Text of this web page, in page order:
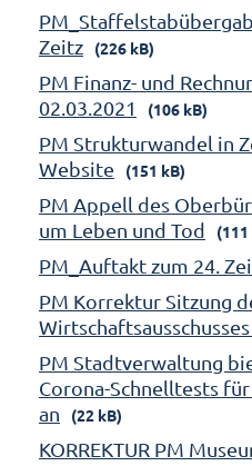
Zeitz
(226 kB)
PM Finanz- und
02.03.2021
(106 kB)
PM Strukturwandel in
Website
(151 kB)
PM Appell des
um Leben und Tod
(111
PM_Auftakt zum 24.
PM Korrektur Sitzung
PM Stadtverwaltung
Corona-Schnelltests
an
(22 kB)
KORREKTUR PM